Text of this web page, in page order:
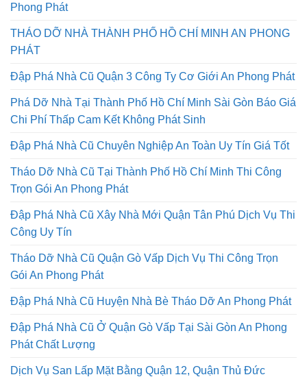
Phong Phát
THÁO DỠ NHÀ THÀNH PHỐ HỒ CHÍ MINH AN PHONG
PHÁT
Đập Phá Nhà Cũ Quận 3 Công Ty Cơ Giới An Phong Phát
Phá Dỡ Nhà Tại Thành Phố Hồ Chí Minh Sài Gòn Báo Giá
Chi Phí Thấp Cam Kết Không Phát Sinh
Đập Phá Nhà Cũ Chuyên Nghiệp An Toàn Uy Tín Giá Tốt
Tháo Dỡ Nhà Cũ Tại Thành Phố Hồ Chí Minh Thi Công
Trọn Gói An Phong Phát
Đập Phá Nhà Cũ Xây Nhà Mới Quận Tân Phú Dịch Vụ Thi
Công Uy Tín
Tháo Dỡ Nhà Cũ Quận Gò Vấp Dịch Vụ Thi Công Trọn
Gói An Phong Phát
Đập Phá Nhà Cũ Huyện Nhà Bè Tháo Dỡ An Phong Phát
Đập Phá Nhà Cũ Ở Quận Gò Vấp Tại Sài Gòn An Phong
Phát Chất Lượng
Dịch Vụ San Lấp Mặt Bằng Quận 12, Quận Thủ Đức